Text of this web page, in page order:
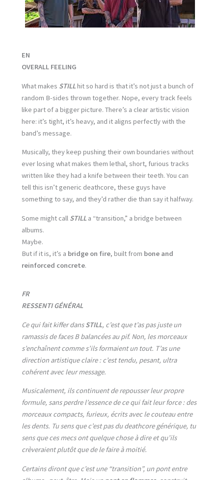
EN
OVERALL FEELING
What makes STILLhit so hard is that it’s not just a bunch of
random B-sides thrown together. Nope, every track feels
like part of a bigger picture. There’s a clear artistic vision
here: it’s tight, it’s heavy, and it aligns perfectly with the
band’s message.
Musically, they keep pushing their own boundaries without
ever losing what makes them lethal, short, furious tracks
written like they had a knife between their teeth. You can
tell this isn’t generic deathcore, these guys have
something to say, and they’d rather die than say it halfway.
Some might call STILL a “transition,” a bridge between
albums.
Maybe.
But if it is, it’s a bridge on fire, built from bone and
reinforced concrete.
FR
RESSENTI GÉNÉRAL
Ce qui fait kiffer dansSTILL, c’est que t’as pas juste un
ramassis de faces B balancées au pif. Non, les morceaux
s’enchaînent comme s’ils formaient un tout. T’as une
direction artistique claire : c’est tendu, pesant, ultra
cohérent avec leur message.
Musicalement, ils continuent de repousser leur propre
formule, sans perdre l’essence de ce qui fait leur force : des
morceaux compacts, furieux, écrits avec le couteau entre
les dents. Tu sens que c’est pas du deathcore générique, tu
sens que ces mecs ont quelque chose à dire et qu’ils
crèveraient plutôt que de le faire à moitié.
Certains diront que c’est une “transition”, un pont entre